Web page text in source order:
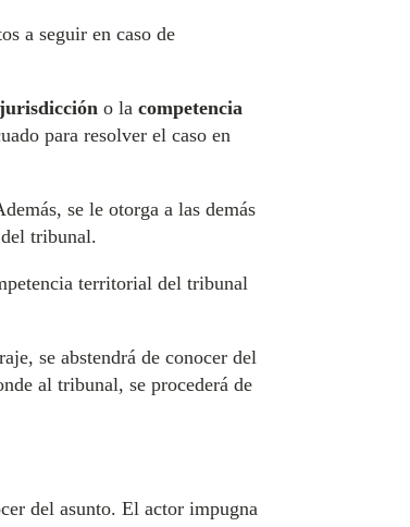
a seguir en caso de
jurisdicción o la competencia
para resolver el caso en
se le otorga a las demás
tribunal.
territorial del tribunal
se abstendrá de conocer del
al tribunal, se procederá de
del asunto. El actor impugna